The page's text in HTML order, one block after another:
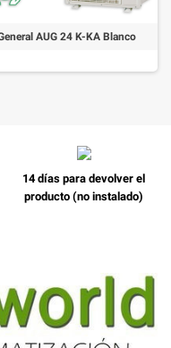
AUG 24 K-KA Blanco
14 días para devolver el
producto (no instalado)